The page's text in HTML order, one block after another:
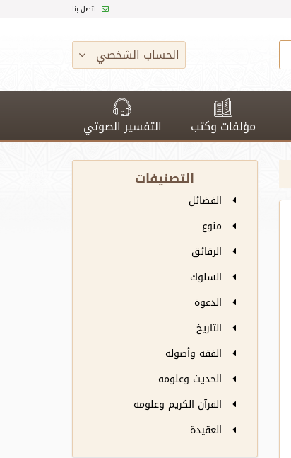
اتصل بنا
الحساب الشخصي
مؤلفات وكتب التفسير الصوتي
التصنيفات
الفضائل
منوع
الرقائق
السلوك
الدعوة
التاريخ
الفقه وأصوله
الحديث وعلومه
القرآن الكريم وعلومه
العقيدة